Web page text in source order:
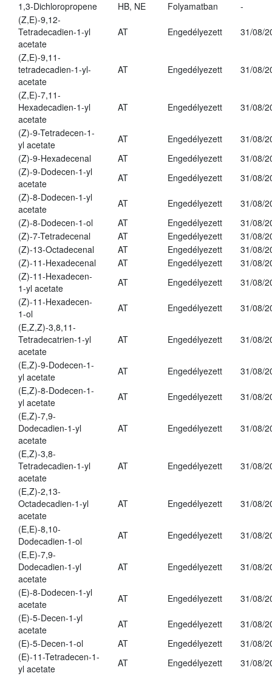
1,3-Dichloropropene HB, NE Folyamatban
-
(Z,E)-9,12-
Tetradecadien-1-yl
acetate
AT Engedélyezett 31/08/
(Z,E)-9,11-
tetradecadien-1-yl-
acetate
AT Engedélyezett 31/08/
(Z,E)-7,11-
Hexadecadien-1-yl
acetate
AT Engedélyezett 31/08/
(Z)-9-Tetradecen-1-
yl acetate
AT Engedélyezett
31/08/
(Z)-9-Hexadecenal
AT Engedélyezett
31/08/
(Z)-9-Dodecen-1-yl
acetate
AT Engedélyezett
31/08/
(Z)-8-Dodecen-1-yl
acetate
AT Engedélyezett
31/08/
(Z)-8-Dodecen-1-ol
AT Engedélyezett
31/08/
(Z)-7-Tetradecenal
AT Engedélyezett
31/08/
(Z)-13-Octadecenal
AT Engedélyezett
31/08/
(Z)-11-Hexadecenal
AT Engedélyezett
31/08/
(Z)-11-Hexadecen-
1-yl acetate
AT Engedélyezett
31/08/
(Z)-11-Hexadecen-
1-ol
AT Engedélyezett
31/08/
(E,Z,Z)-3,8,11-
Tetradecatrien-1-yl
acetate
AT Engedélyezett 31/08/
(E,Z)-9-Dodecen-1-
yl acetate
AT Engedélyezett
31/08/
(E,Z)-8-Dodecen-1-
yl acetate
AT Engedélyezett
31/08/
(E,Z)-7,9-
Dodecadien-1-yl
acetate
AT Engedélyezett 31/08/
(E,Z)-3,8-
Tetradecadien-1-yl
acetate
AT Engedélyezett 31/08/
(E,Z)-2,13-
Octadecadien-1-yl
acetate
AT Engedélyezett 31/08/
(E,E)-8,10-
Dodecadien-1-ol
AT Engedélyezett
31/08/
(E,E)-7,9-
Dodecadien-1-yl
acetate
AT Engedélyezett 31/08/
(E)-8-Dodecen-1-yl
acetate
AT Engedélyezett
31/08/
(E)-5-Decen-1-yl
acetate
AT Engedélyezett
31/08/
(E)-5-Decen-1-ol
AT Engedélyezett
31/08/
(E)-11-Tetradecen-1-
yl acetate
AT Engedélyezett 31/08/